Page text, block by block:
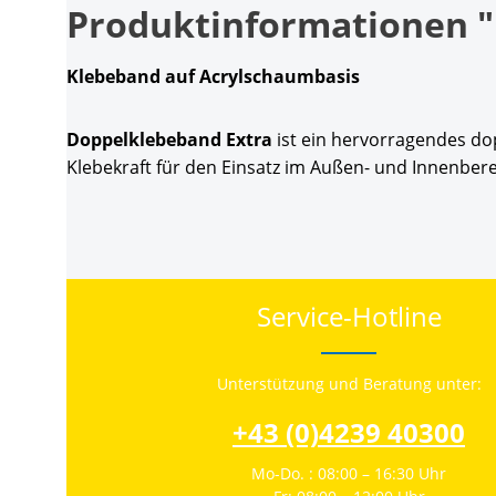
Produktinformationen
Klebeband auf Acrylschaumbasis
Doppelklebeband Extra ist ein hervorragendes
Klebekraft für den Einsatz im Außen- und
Service-Hotline
Unterstützung und Beratung unter:
+43 (0)4239 40300
Mo-Do. : 08:00 – 16:30 Uhr